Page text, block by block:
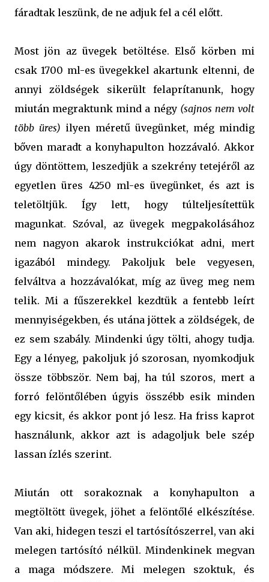
fáradtak leszünk, de ne adjuk fel a cél előtt.
Most jön az üvegek betöltése. Első körben mi
csak 1700 ml-es üvegekkel akartunk eltenni, de
annyi zöldségek sikerült felaprítanunk, hogy
miután megraktunk mind a négy (sajnos nem volt
több üres) ilyen méretű üvegünket, még mindig
bőven maradt a konyhapulton hozzávaló. Akkor
úgy döntöttem, leszedjük a szekrény tetejéről az
egyetlen üres 4250 ml-es üvegünket, és azt is
teletöltjük. Így lett, hogy túlteljesítettük
magunkat. Szóval, az üvegek megpakolásához
nem nagyon akarok instrukciókat adni, mert
igazából mindegy. Pakoljuk bele vegyesen,
felváltva a hozzávalókat, míg az üveg meg nem
telik. Mi a fűszerekkel kezdtük a fentebb leírt
mennyiségekben, és utána jöttek a zöldségek, de
ez sem szabály. Mindenki úgy tölti, ahogy tudja.
Egy a lényeg, pakoljuk jó szorosan, nyomkodjuk
össze többször. Nem baj, ha túl szoros, mert a
forró felöntőlében úgyis összébb esik minden
egy kicsit, és akkor pont jó lesz. Ha friss kaprot
használunk, akkor azt is adagoljuk bele szép
lassan ízlés szerint.
Miután ott sorakoznak a konyhapulton a
megtöltött üvegek, jöhet a felöntőlé elkészítése.
Van aki, hidegen teszi el tartósítószerrel, van aki
melegen tartósító nélkül. Mindenkinek megvan
a maga módszere. Mi melegen szoktuk, és